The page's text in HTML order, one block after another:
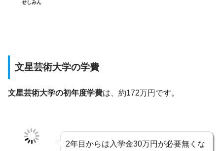
せしみん
文星芸術大学の学費
文星芸術大学の初年度学費は、約172万円です。
2年目からは入学金30万円が必要無くな